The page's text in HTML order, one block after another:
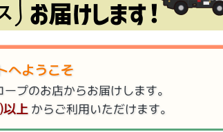
へようこそ
プのお店からお届けします。
上 からご利用いただけます。